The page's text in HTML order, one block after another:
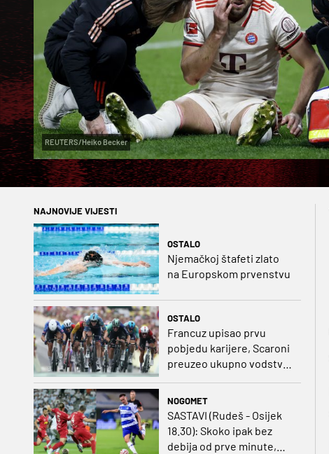
REUTERS/Heiko Becker
NAJNOVIJE VIJESTI
OSTALO
Njemačkoj štafeti zlato
na Europskom prvenstvu
OSTALO
Francuz upisao prvu
pobjedu karijere, Scaroni
preuzeo ukupno vodstvo
NOGOMET
SASTAVI (Rudeš - Osijek
18.30): Skoko ipak bez
debija od prve minute,